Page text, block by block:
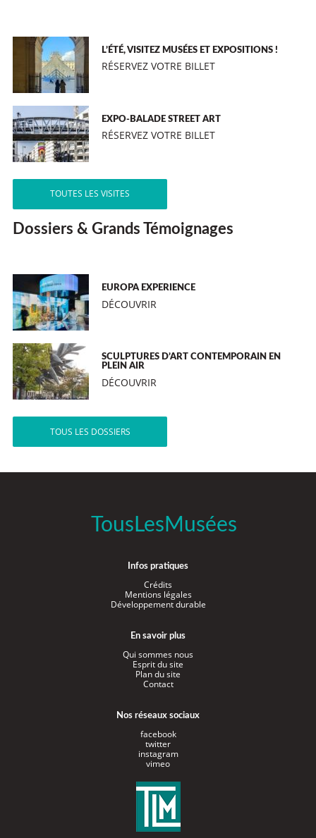
L’ÉTÉ, VISITEZ MUSÉES ET EXPOSITIONS !
RÉSERVEZ VOTRE BILLET
EXPO-BALADE STREET ART
RÉSERVEZ VOTRE BILLET
TOUTES LES VISITES
Dossiers & Grands Témoignages
EUROPA EXPERIENCE
DÉCOUVRIR
SCULPTURES D’ART CONTEMPORAIN EN
PLEIN AIR
DÉCOUVRIR
TOUS LES DOSSIERS
TousLesMusées
Infos pratiques
Crédits
Mentions légales
Développement durable
En savoir plus
Qui sommes nous
Esprit du site
Plan du site
Contact
Nos réseaux sociaux
facebook
twitter
instagram
vimeo